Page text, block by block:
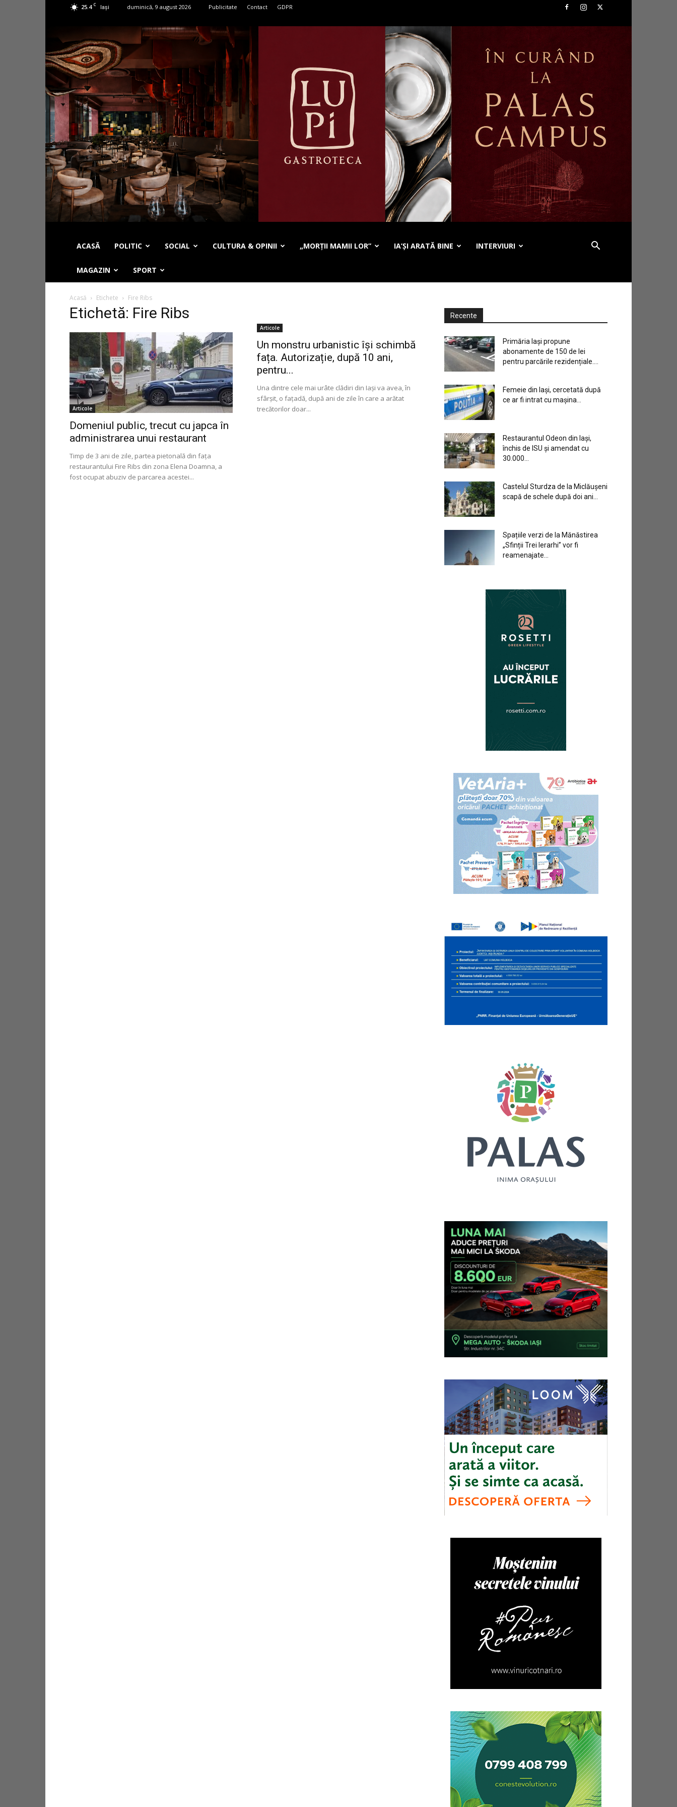
25.4 C Iași duminică, 9 august 2026 Publicitate Contact GDPR
ACASĂ POLITIC SOCIAL CULTURA & OPINII „MORȚII MAMII LOR” IA’ȘI ARATĂ BINE INTERVIURI
MAGAZIN SPORT
Acasă Etichete Fire Ribs
Etichetă: Fire Ribs
Articole
Domeniul public, trecut cu japca în
administrarea unui restaurant
Timp de 3 ani de zile, partea pietonală din fața
restaurantului Fire Ribs din zona Elena Doamna, a
fost ocupat abuziv de parcarea acestei...
Articole
Un monstru urbanistic își schimbă
fața. Autorizație, după 10 ani,
pentru...
Una dintre cele mai urâte clădiri din Iaşi va avea, în
sfârşit, o faţadă, după ani de zile în care a arătat
trecătorilor doar...
Recente
Primăria Iași propune
abonamente de 150 de lei
pentru parcările rezidențiale....
Femeie din Iași, cercetată după
ce ar fi intrat cu mașina...
Restaurantul Odeon din Iași,
închis de ISU și amendat cu
30.000...
Castelul Sturdza de la Miclăușeni
scapă de schele după doi ani...
Spațiile verzi de la Mănăstirea
„Sfinții Trei Ierarhi” vor fi
reamenajate...